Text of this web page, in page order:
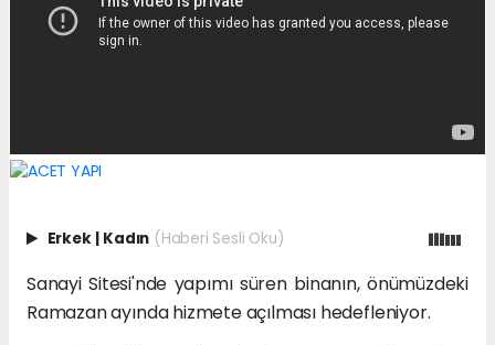
Erkek | Kadın (Haberi Sesli Oku)
Sanayi Sitesi'nde yapımı süren binanın, önümüzdeki
Ramazan ayında hizmete açılması hedefleniyor.